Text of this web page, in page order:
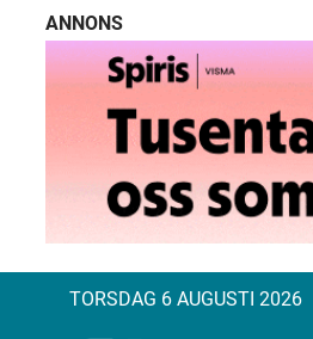
ANNONS
TORSDAG 6 AUGUSTI 2026